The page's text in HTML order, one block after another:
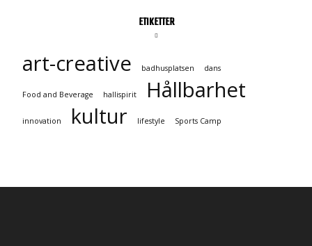
ETIKETTER
art-creative badhusplatsen dans
Food and Beverage hallispirit Hållbarhet
innovation kultur lifestyle Sports Camp